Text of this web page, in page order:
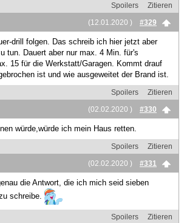
Spoilers
Zitieren
(12.01.2020 )
#329
drill folgen. Das schreib ich hier jetzt aber
tun. Dauert aber nur max. 4 Min. für's
15 für die Werkstatt/Garagen. Kommt drauf
ist und wie ausgeweitet der Brand ist.
Spoilers
Zitieren
(02.02.2020 )
#330
würde,würde ich mein Haus retten.
Spoilers
Zitieren
(02.02.2020 )
#331
die Antwort, die ich mich seid sieben
schreibe.
Spoilers
Zitieren